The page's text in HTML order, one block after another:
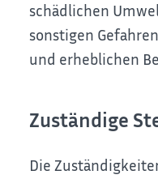
schädlichen
sonstigen
und erheblichen
Zuständige
Die